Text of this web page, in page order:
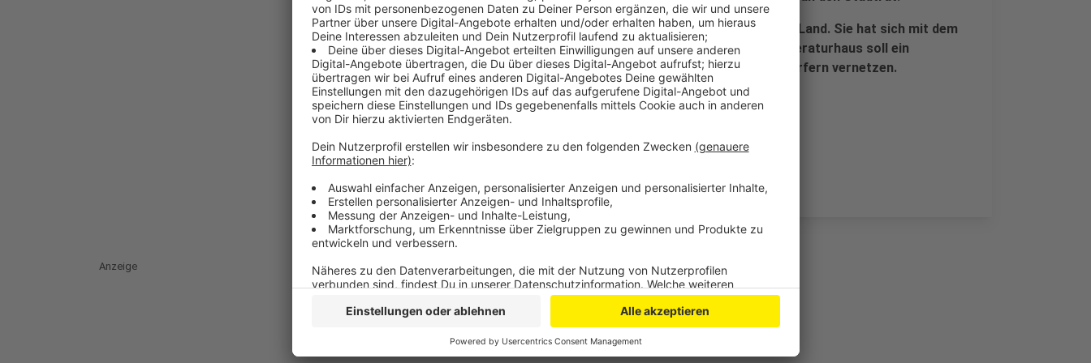
Auch die Gemeinde Nettersheim hofft auf Fördergelder vom Land. Sie hat sich mit dem
Projekt "Haus der Kulturen" beworben. In das bestehende Literaturhaus soll ein
Kulturbüro einziehen. Außerdem soll es Aktivitäten in den Dörfern vernetzen.
Veröffentlicht:Donnerstag, 25.02.2021 06:14
Anzeige
Anzeige